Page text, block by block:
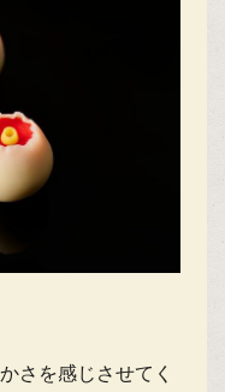
さを感じさせてく